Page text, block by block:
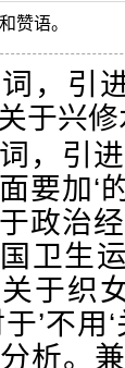
赞语。
，引
于兴
，引进
面要加
政治
卫生
于织
于’不
析。